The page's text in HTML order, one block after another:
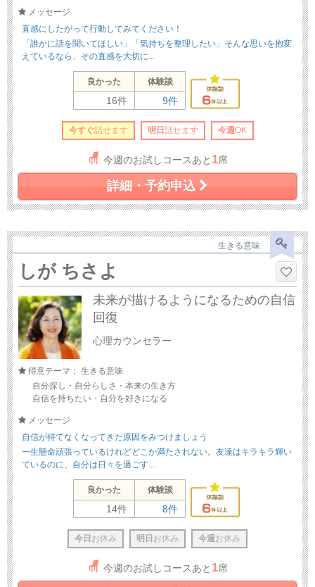
メッセージ
直感にしたがって行動してみてください！
「誰かに話を聞いてほしい」「気持ちを整理したい」そんな思いを抱変
えているなら、その直感を大切に...
良かった 体験談
16件 9件
今すぐ話せます 明日 話せます 今週OK
今週のお試しコースあと 1席
詳細・予約申込
生きる意味
しが ちさよ
未来が描けるようになるための自信
回復
心理カウンセラー
得意テーマ： 生きる意味
自分探し・自分らしさ・本来の生き方
自信を持ちたい・自分を好きになる
メッセージ
自信が持てなくなってきた原因をみつけましょう
一生懸命頑張っているけれどどこか満たされない。友達はキラキラ輝い
ているのに、自分は日々を過ごす...
良かった 体験談
14件 8件
今日 お休み 明日 お休み 今週 お休み
今週のお試しコースあと 1席